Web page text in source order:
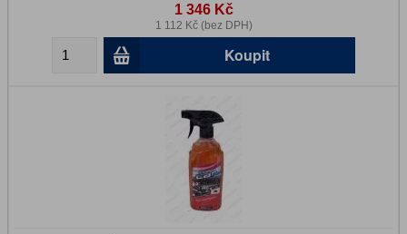
1 346 Kč
1 112 Kč (bez DPH)
Koupit